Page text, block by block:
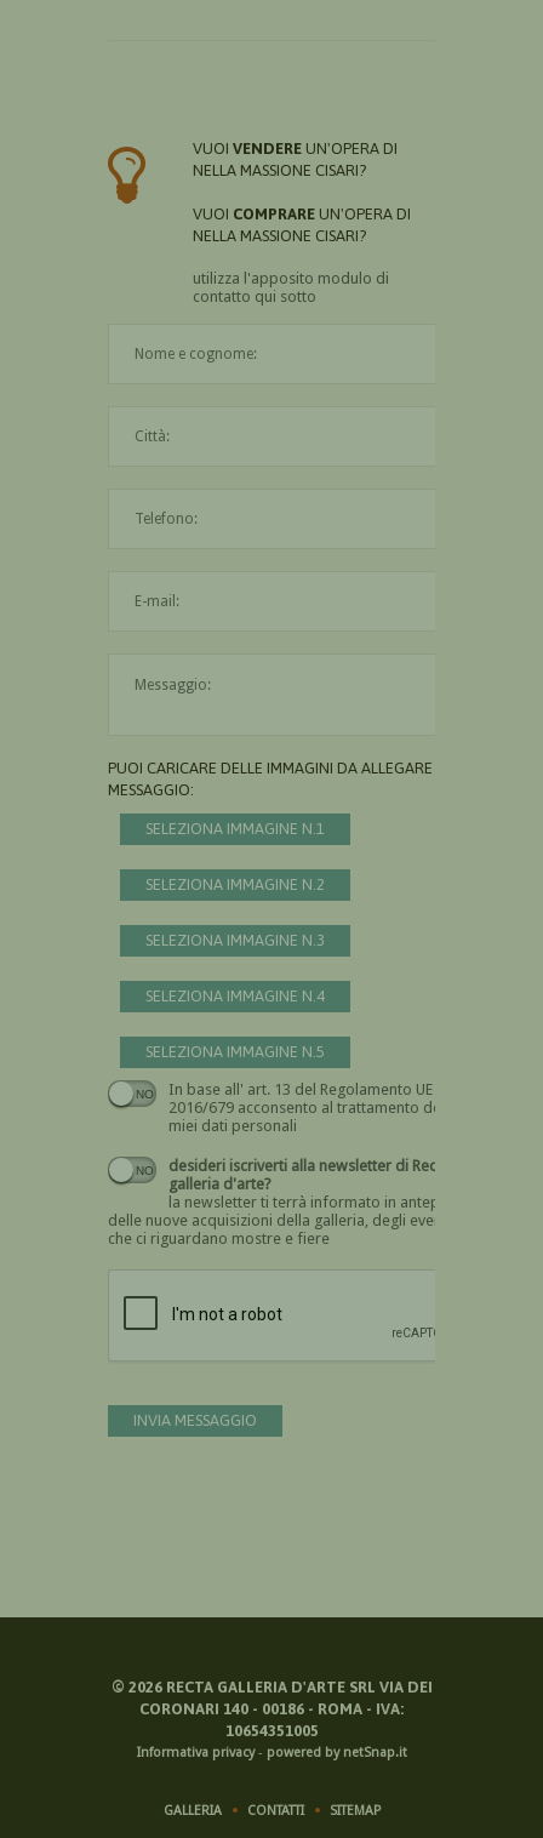
VUOI VENDERE UN'OPERA DI
NELLA MASSIONE CISARI?
VUOI COMPRARE UN'OPERA DI
NELLA MASSIONE CISARI?
utilizza l'apposito modulo di
contatto qui sotto
PUOI CARICARE DELLE IMMAGINI DA ALLEGARE AL
MESSAGGIO:
SELEZIONA IMMAGINE N.1
SELEZIONA IMMAGINE N.2
SELEZIONA IMMAGINE N.3
SELEZIONA IMMAGINE N.4
SELEZIONA IMMAGINE N.5
In base all' art. 13 del Regolamento UE n.
2016/679 acconsento al trattamento dei
miei dati personali
Devi dare il consenso
desideri iscriverti alla newsletter di Recta
galleria d'arte?
la newsletter ti terrà informato in anteprima
delle nuove acquisizioni della galleria, degli eventi
che ci riguardano mostre e fiere
INVIA MESSAGGIO
© 2026RECTA GALLERIA D'ARTE SRL VIA DEI
CORONARI 140 - 00186 - ROMA - IVA:
10654351005
Informativa privacy- powered by netSnap.it
GALLERIA CONTATTI SITEMAP